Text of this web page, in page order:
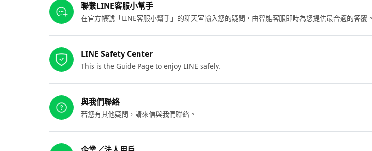
聯繫LINE客服小幫手
在官方帳號「LINE客服小幫手」的聊天室輸入您的疑問，由智能客服即時為您提供最合適的答覆。
LINE Safety Center
This is the Guide Page to enjoy LINE safely.
與我們聯絡
若您有其他疑問，請來信與我們聯絡。